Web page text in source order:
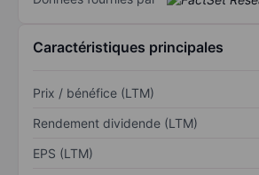
Caractéristiques principales
Prix / bénéfice (LTM)
Rendement dividende (LTM)
EPS (LTM)